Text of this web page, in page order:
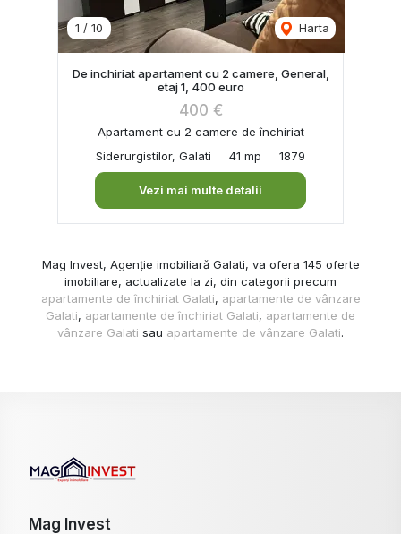
1 / 10 Harta
De inchiriat apartament cu 2 camere, General,
etaj 1, 400 euro
400 €
Apartament cu 2 camere de închiriat
Siderurgistilor, Galati
41 mp 1879
Vezi mai multe detalii
Mag Invest, Agenție imobiliară Galati, va ofera 145 oferte
imobiliare, actualizate la zi, din categorii precum
apartamente de închiriat Galati, apartamente de vânzare
Galati, apartamente de închiriat Galati, apartamente de
vânzare Galati sau apartamente de vânzare Galati.
Mag Invest